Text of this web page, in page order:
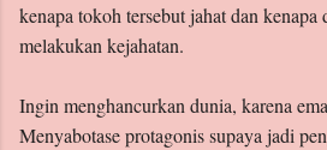
kenapa tokoh tersebut jahat dan kenapa
melakukan kejahatan.
Ingin menghancurkan dunia, karena
Menyabotase protagonis supaya jadi